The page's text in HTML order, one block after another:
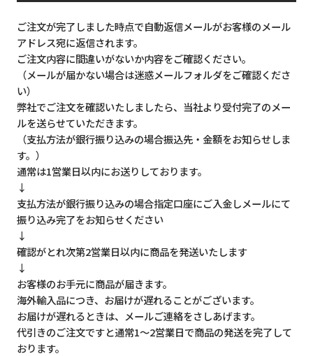
ご注文が完了しました時点で自動返信メールがお客様のメール
アドレス宛に返信されます。
ご注文内容に間違いがないか内容をご確認ください。
（メールが届かない場合は迷惑メールフォルダをご確認くださ
い）
弊社でご注文を確認いたしましたら、当社より受付完了のメー
ルを送らせていただきます。
（支払方法が銀行振り込みの場合振込先・金額をお知らせしま
す。）
通常は1営業日以内にお送りしております。
↓
支払方法が銀行振り込みの場合指定口座にご入金しメールにて
振り込み完了をお知らせください
↓
確認がとれ次第2営業日以内に商品を発送いたします
↓
お客様のお手元に商品が届きます。
海外輸入品につき、お届けが遅れることがございます。
お届けが遅れるときは、メールご連絡をさしあげます。
代引きのご注文ですと通常1～2営業日で商品の発送を完了して
おります。